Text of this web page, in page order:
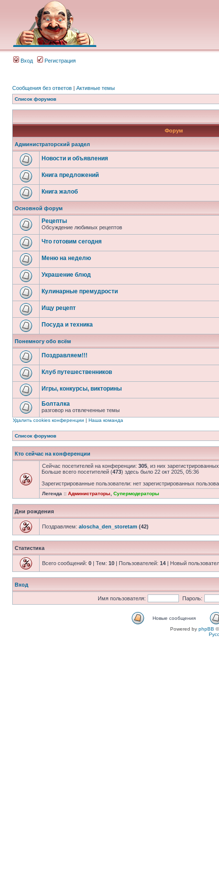
Вход Регистрация
Сообщения без ответов | Активные темы
Список форумов
Форум
Администраторский раздел
Новости и объявления
Книга предложений
Книга жалоб
Основной форум
Рецепты
Обсуждение любимых рецептов
Что готовим сегодня
Меню на неделю
Украшение блюд
Кулинарные премудрости
Ищу рецепт
Посуда и техника
Понемногу обо всём
Поздравляем!!!
Клуб путешественников
Игры, конкурсы, викторины
Болталка
разговор на отвлеченные темы
Удалить cookies конференции | Наша команда
Список форумов
Кто сейчас на конференции
Сейчас посетителей на конференции: 305 , из них
Больше всего посетителей (473) здесь было 22 окт 2025, 05:36
Зарегистрированные пользователи: нет зарегистрированных
Легенда :: Администраторы Супермодераторы
Дни рождения
Поздравляем: aloscha_den_storetam (42)
Статистика
Всего сообщений: 0 | Тем: 10 | Пользователей: 14 | Новый
Вход
Имя пользователя: Пароль:
Новые сообщения
Powered by phpBB